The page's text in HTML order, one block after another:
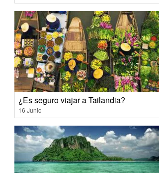
¿Es seguro viajar a Tailandia?
16 Junio